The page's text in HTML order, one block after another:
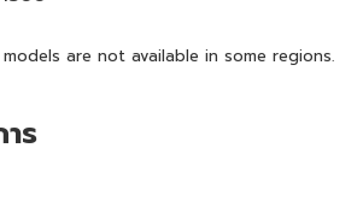
models are not available in some regions.
ร